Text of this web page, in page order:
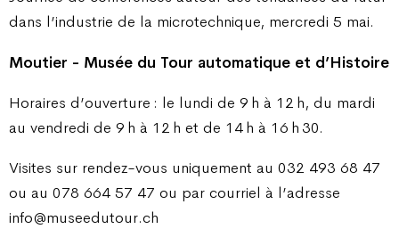
dans l’industrie de la microtechnique, mercredi 5 mai.
Moutier - Musée du Tour automatique et d’Histoire
Horaires d’ouverture : le lundi de 9 h à 12 h, du mardi
au vendredi de 9 h à 12 h et de 14 h à 16 h 30.
Visites sur rendez-vous uniquement au 032 493 68 47
ou au 078 664 57 47 ou par courriel à l’adresse
info@museedutour.ch